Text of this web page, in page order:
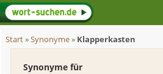
Start»Synonyme» Klapperkasten
Synonyme für